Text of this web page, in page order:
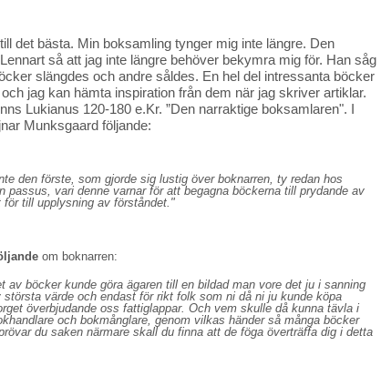
till det bästa. Min boksamling tynger mig inte längre. Den
så att jag inte längre behöver bekymra mig för. Han såg
slängdes och andre såldes. En hel del intressanta böcker
jag kan hämta inspiration från dem när jag skriver artiklar.
Lukianus 120-180 e.Kr. ”Den narraktige boksamlaren". I
Munksgaard följande:
den förste, som gjorde sig lustig över boknarren, ty redan hos
passus, vari denne varnar för att begagna böckerna till prydande av
för till upplysning av förståndet."
om boknarren:
av böcker kunde göra ägaren till en bildad man vore det ju i sanning
största värde och endast för rikt folk som ni då ni ju kunde köpa
överbjudande oss fattiglappar. Och vem skulle då kunna tävla i
och bokmånglare, genom vilkas händer så många böcker
du saken närmare skall du finna att de föga överträffa dig i detta